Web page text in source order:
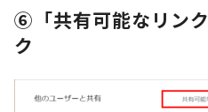
⑥「共有可能なリン
ク